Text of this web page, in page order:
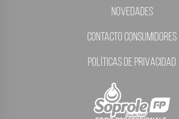
Novedades
Contacto Consumidores
Políticas de Privacidad